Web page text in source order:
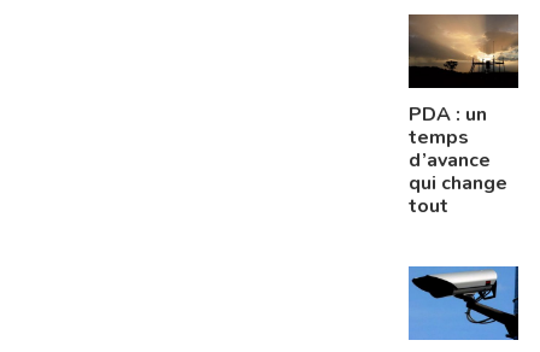
PDA : un
temps
d’avance
qui change
tout